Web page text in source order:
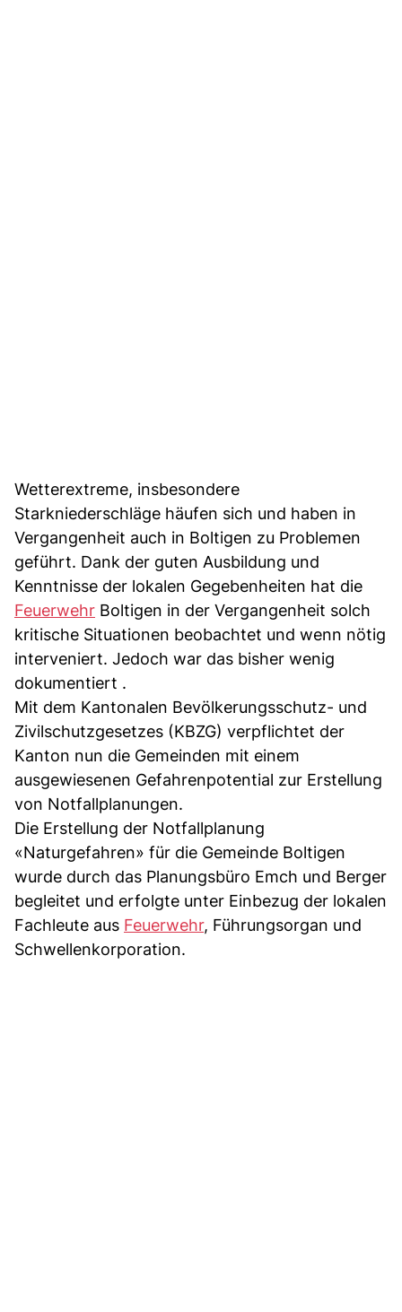
Wetterextreme, insbesondere
Starkniederschläge häufen sich und haben in
Vergangenheit auch in Boltigen zu Problemen
geführt. Dank der guten Ausbildung und
Kenntnisse der lokalen Gegebenheiten hat die
Feuerwehr Boltigen in der Vergangenheit solch
kritische Situationen beobachtet und wenn nötig
interveniert. Jedoch war das bisher wenig
dokumentiert .
Mit dem Kantonalen Bevölkerungsschutz- und
Zivilschutzgesetzes (KBZG) verpflichtet der
Kanton nun die Gemeinden mit einem
ausgewiesenen Gefahrenpotential zur Erstellung
von Notfallplanungen.
Die Erstellung der Notfallplanung
«Naturgefahren» für die Gemeinde Boltigen
wurde durch das Planungsbüro Emch und Berger
begleitet und erfolgte unter Einbezug der lokalen
Fachleute aus Feuerwehr, Führungsorgan und
Schwellenkorporation.